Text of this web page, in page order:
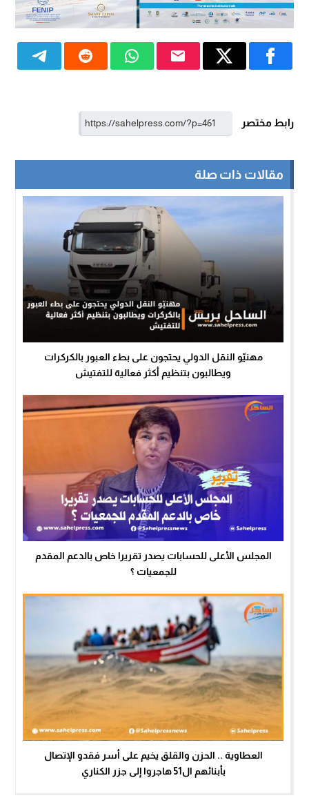
رابط مختصر
مقالات ذات صلة
مهنيّو النقل الدولي يحتجون على بطء العبور بالكركرات
ويطالبون بتنظيم أكثر فعالية للتفتيش
المجلس الأعلى للحسابات يصدر تقريرا خاص بالدعم المقدم
للجمعيات ؟
العطاوية .. الحزن والقلق يخيم على أسر فقدو الإتصال
بأبنائهم ال51 هاجروا إلى جزر الكناري